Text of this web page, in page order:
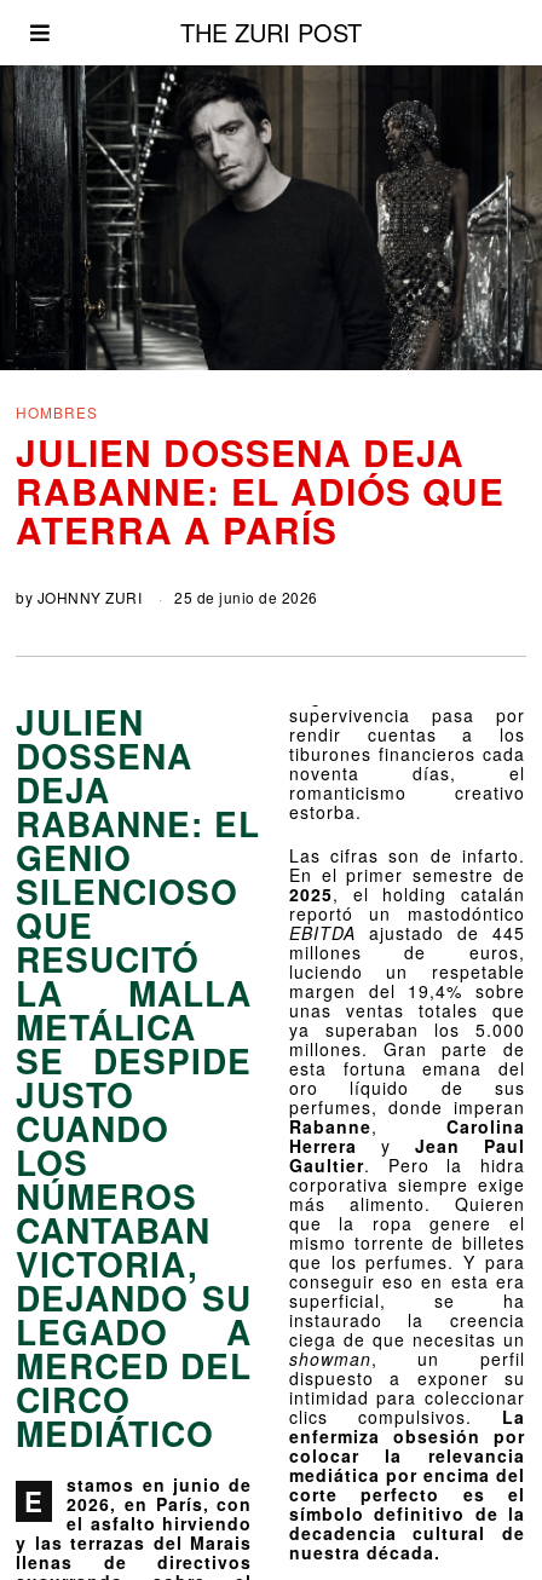
HOMBRES
JULIEN DOSSENA DEJA
RABANNE: EL ADIÓS QUE
ATERRA A PARÍS
THE ZURI POST
by JOHNNY ZURI 25 de junio de 2026
JULIEN
DOSSENA
DEJA
RABANNE: EL
GENIO
SILENCIOSO
QUE
RESUCITÓ
LA MALLA
METÁLICA
SE DESPIDE
JUSTO
CUANDO
LOS
NÚMEROS
CANTABAN
VICTORIA,
DEJANDO SU
LEGADO A
MERCED DEL
CIRCO
MEDIÁTICO
E
stamos en junio de
2026, en París, con
el asfalto hirviendo
y las terrazas del Marais
llenas de directivos
supervivencia pasa por
rendir cuentas a los
tiburones financieros cada
noventa días, el
romanticismo creativo
estorba.
Las cifras son de infarto.
En el primer semestre de
2025, el holding catalán
reportó un mastodóntico
EBITDA ajustado de 445
millones de euros,
luciendo un respetable
margen del 19,4% sobre
unas ventas totales que
ya superaban los 5.000
millones. Gran parte de
esta fortuna emana del
oro líquido de sus
perfumes, donde imperan
Rabanne, Carolina
Herrera y Jean Paul
Gaultier. Pero la hidra
corporativa siempre exige
más alimento. Quieren
que la ropa genere el
mismo torrente de billetes
que los perfumes. Y para
conseguir eso en esta era
superficial, se ha
instaurado la creencia
ciega de que necesitas un
showman, un perfil
dispuesto a exponer su
intimidad para coleccionar
clics compulsivos. La
enfermiza obsesión por
colocar la relevancia
mediática por encima del
corte perfecto es el
símbolo definitivo de la
decadencia cultural de
nuestra década.